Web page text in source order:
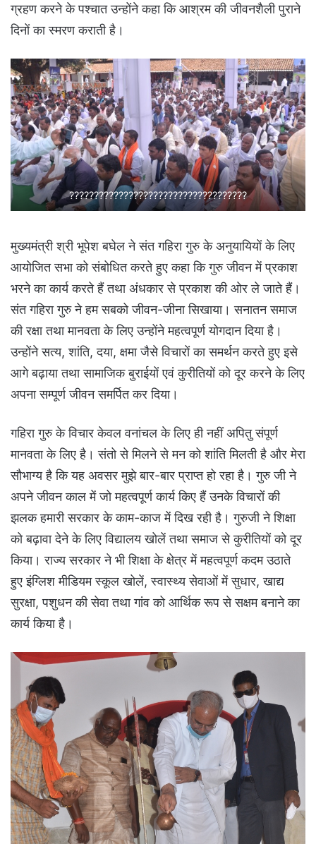
ग्रहण करने के पश्चात उन्होंने कहा कि आश्रम की जीवनशैली पुराने
दिनों का स्मरण कराती है।
????????????????????????????????????
मुख्यमंत्री श्री भूपेश बघेल ने संत गहिरा गुरु के अनुयायियों के लिए
आयोजित सभा को संबोधित करते हुए कहा कि गुरु जीवन में प्रकाश
भरने का कार्य करते हैं तथा अंधकार से प्रकाश की ओर ले जाते हैं।
संत गहिरा गुरु ने हम सबको जीवन-जीना सिखाया। सनातन समाज
की रक्षा तथा मानवता के लिए उन्होंने महत्वपूर्ण योगदान दिया है।
उन्होंने सत्य, शांति, दया, क्षमा जैसे विचारों का समर्थन करते हुए इसे
आगे बढ़ाया तथा सामाजिक बुराईयों एवं कुरीतियों को दूर करने के लिए
अपना सम्पूर्ण जीवन समर्पित कर दिया।
गहिरा गुरु के विचार केवल वनांचल के लिए ही नहीं अपितु संपूर्ण
मानवता के लिए है। संतो से मिलने से मन को शांति मिलती है और मेरा
सौभाग्य है कि यह अवसर मुझे बार-बार प्राप्त हो रहा है। गुरु जी ने
अपने जीवन काल में जो महत्वपूर्ण कार्य किए हैं उनके विचारों की
झलक हमारी सरकार के काम-काज में दिख रही है। गुरुजी ने शिक्षा
को बढ़ावा देने के लिए विद्यालय खोलें तथा समाज से कुरीतियों को दूर
किया। राज्य सरकार ने भी शिक्षा के क्षेत्र में महत्वपूर्ण कदम उठाते
हुए इंग्लिश मीडियम स्कूल खोलें, स्वास्थ्य सेवाओं में सुधार, खाद्य
सुरक्षा, पशुधन की सेवा तथा गांव को आर्थिक रूप से सक्षम बनाने का
कार्य किया है।